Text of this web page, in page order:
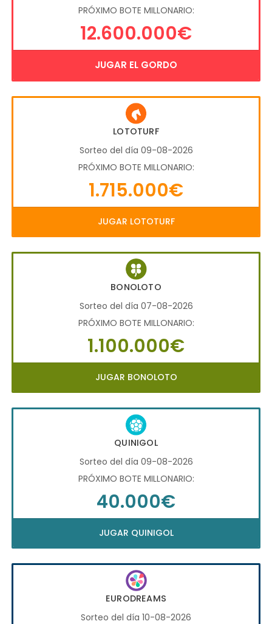
PRÓXIMO BOTE MILLONARIO:
12.600.000€
JUGAR EL GORDO
LOTOTURF
Sorteo del día 09-08-2026
PRÓXIMO BOTE MILLONARIO:
1.715.000€
JUGAR LOTOTURF
BONOLOTO
Sorteo del día 07-08-2026
PRÓXIMO BOTE MILLONARIO:
1.100.000€
JUGAR BONOLOTO
QUINIGOL
Sorteo del día 09-08-2026
PRÓXIMO BOTE MILLONARIO:
40.000€
JUGAR QUINIGOL
EURODREAMS
Sorteo del día 10-08-2026